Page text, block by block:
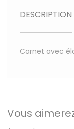
DESCRIPTION
Carnet avec
Vous